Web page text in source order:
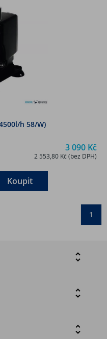
h 58/W)
3 090 Kč
2 553,80 Kč (bez DPH)
Koupit
1